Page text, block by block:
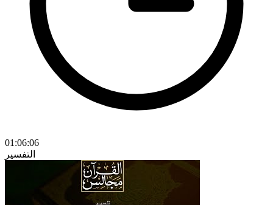
01:06:06
التفسير